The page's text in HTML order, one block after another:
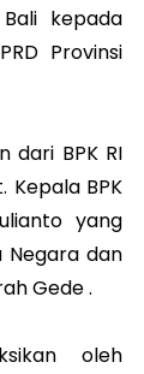
kepada
Provinsi
dari BPK RI
Kepala BPK
yang
Negara dan
Gede .
oleh